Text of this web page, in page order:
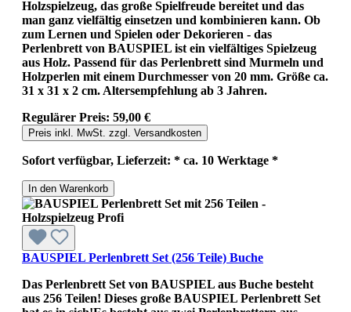
Holzspielzeug, das große Spielfreude bereitet und das
man ganz vielfältig einsetzen und kombinieren kann. Ob
zum Lernen und Spielen oder Dekorieren - das
Perlenbrett von BAUSPIEL ist ein vielfältiges Spielzeug
aus Holz. Passend für das Perlenbrett sind Murmeln und
Holzperlen mit einem Durchmesser von 20 mm. Größe ca.
31 x 31 x 2 cm. Altersempfehlung ab 3 Jahren.
Regulärer Preis: 59,00 €
Preis inkl. MwSt. zzgl. Versandkosten
Sofort verfügbar, Lieferzeit: * ca. 10 Werktage *
In den Warenkorb
BAUSPIEL Perlenbrett Set (256 Teile) Buche
Das Perlenbrett Set von BAUSPIEL aus Buche besteht
aus 256 Teilen! Dieses große BAUSPIEL Perlenbrett Set